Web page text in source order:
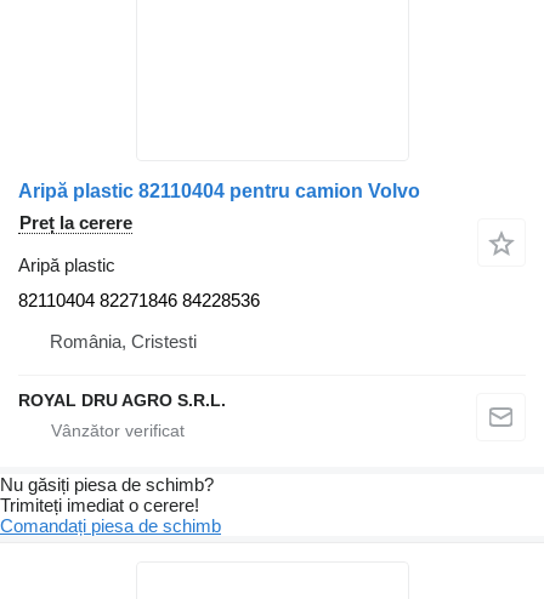
Aripă plastic 82110404 pentru camion Volvo
Preț la cerere
Aripă plastic
82110404 82271846 84228536
România, Cristesti
ROYAL DRU AGRO S.R.L.
Nu găsiți piesa de schimb?
Trimiteți imediat o cerere!
Comandați piesa de schimb